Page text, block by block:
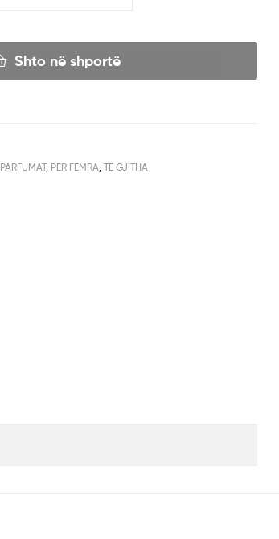
Shto në shportë
PARFUMAT, PËR FEMRA ,TË GJITHA